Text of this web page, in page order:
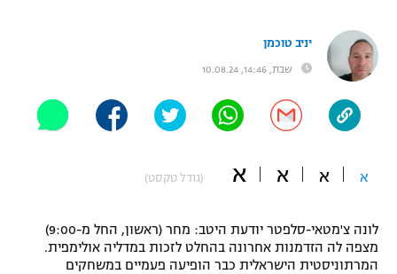
"מעל הליגה" – פודקאסט
"מחצית בשכונה" – פודקאסט
משתתפים וזוכים בפרסים
תקנון עבור פעילות אלקטרה
טניס
בני יהודה
UFC
היאבקות WWE
אופניים
פוטבול אמריקאי NFL
יניב טוכמן
שבת, 14:46, 10.08.24
א א א א (גודל טקסט)
לונה צ'מטאי-סלפטר יודעת היטב: מחר (ראשון, החל מ-9:00)
מצפה לה הזדמנות אחרונה בהחלט לזכות במדליה אולימפית.
המרתוניסטית הישראלית כבר הופיעה פעמיים במשחקים